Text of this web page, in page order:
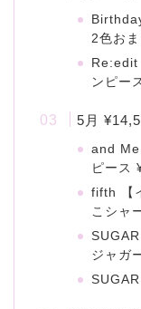
2色お
Re:edit
ンピー
5月
and Me
ピース
fifth 【
こシャ
ジャガ